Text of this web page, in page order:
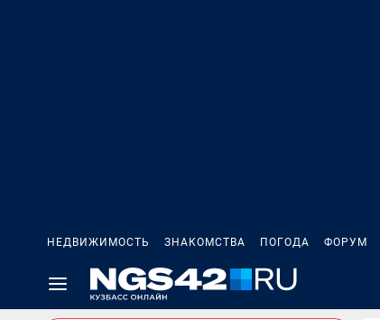
НЕДВИЖИМОСТЬ ЗНАКОМСТВА ПОГОДА ФОРУМ